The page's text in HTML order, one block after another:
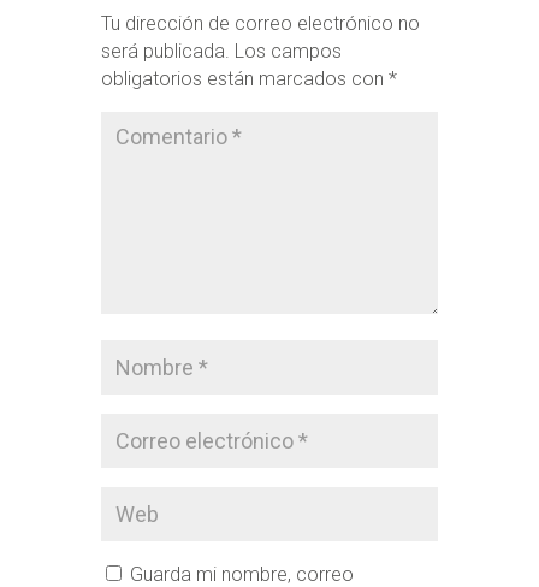
Tu dirección de correo electrónico no
será publicada. Los campos
obligatorios están marcados con *
Guarda mi nombre, correo